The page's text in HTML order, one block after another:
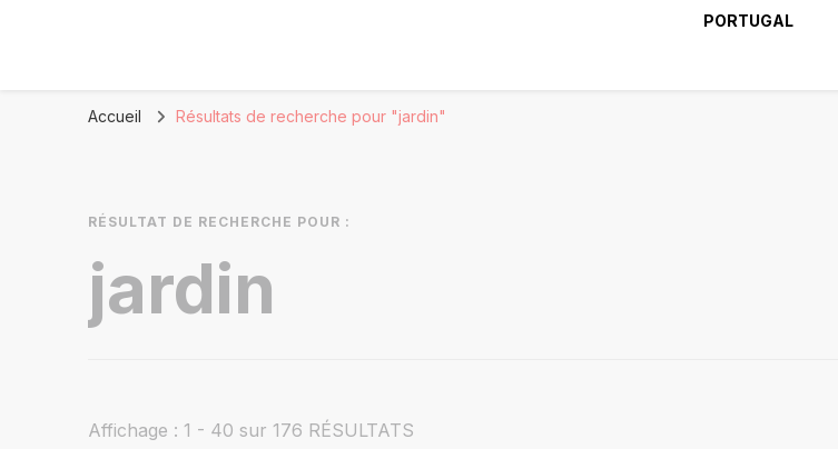
PORTUGAL
Accueil Résultats de recherche pour "jardin"
RÉSULTAT DE RECHERCHE POUR :
Vous recherchiez quelque chose ?
Affichage : 1 - 40 sur 176 RÉSULTATS